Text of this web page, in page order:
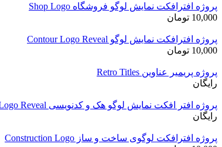
پروژه افترافکت نمایش لوگو فروشگاه Shop Logo
10,000 تومان
پروژه افترافکت نمایش لوگو Contour Logo Reveal
10,000 تومان
پروژه پریمیر عناوین Retro Titles
رایگان
پروژه افتر افکت نمایش لوگو هک و کدنویسی Code Ex Action Glitch Logo Reveal
رایگان
پروژه افترافکت لوگوی ساخت و ساز Construction Logo